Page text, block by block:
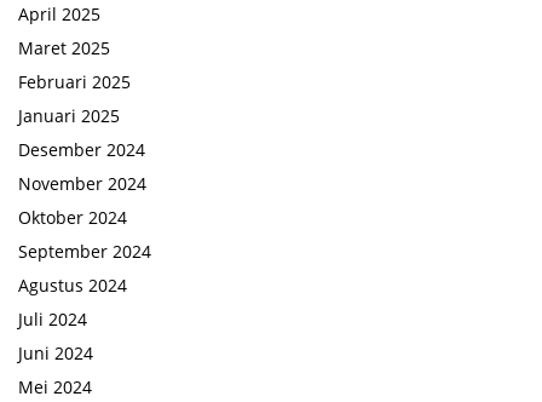
April 2025
Maret 2025
Februari 2025
Januari 2025
Desember 2024
November 2024
Oktober 2024
September 2024
Agustus 2024
Juli 2024
Juni 2024
Mei 2024